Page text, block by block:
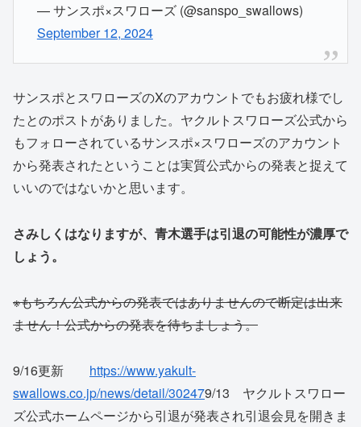
— サンスポ×スワローズ (@sanspo_swallows)
September 12, 2024
サンスポとスワローズのXのアカウントでもお疲れ様でし
たとのポストがありました。ヤクルトスワローズ公式から
もフォローされているサンスポ×スワローズのアカウント
から発表されたということは実質公式からの発表と捉えて
いいのではないかと思います。
さみしくはなりますが、青木選手は引退の可能性が濃厚で
しょう。
※もちろん公式からの発表ではありませんので断定は出来
ません！公式からの発表を待ちましょう。
9/16更新 https://www.yakult-
swallows.co.jp/news/detail/302479/13 ヤクルトスワロー
ズ公式ホームページから引退が発表され引退会見を開きま